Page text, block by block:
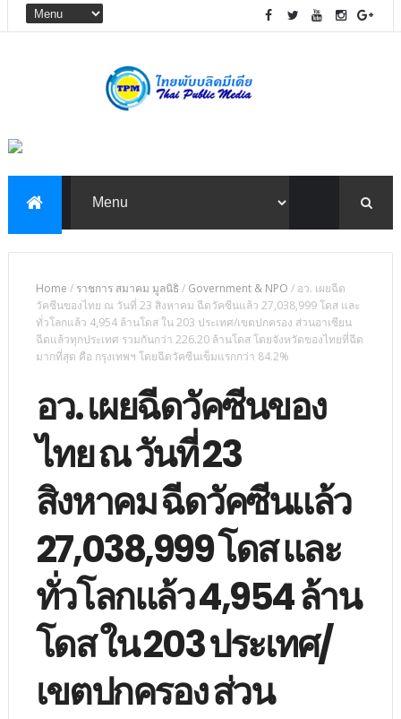
Home / ราชการ สมาคม มูลนิธิ / Government & NPO / อว. เผยฉีด
วัคซีนของไทย ณ วันที่ 23 สิงหาคม ฉีดวัคซีนแล้ว 27,038,999 โดส และ
ทั่วโลกแล้ว 4,954 ล้านโดส ใน 203 ประเทศ/เขตปกครอง ส่วนอาเซียน
ฉีดแล้วทุกประเทศ รวมกันกว่า 226.20 ล้านโดส โดยจังหวัดของไทยที่ฉีด
มากที่สุด คือ กรุงเทพฯ โดยฉีดวัคซีนเข็มแรกกว่า 84.2%
อว. เผยฉีดวัคซีนของ
ไทย ณ วันที่ 23
สิงหาคม ฉีดวัคซีนแล้ว
27,038,999 โดส และ
ทั่วโลกแล้ว 4,954 ล้าน
โดส ใน 203 ประเทศ/
เขตปกครอง ส่วน